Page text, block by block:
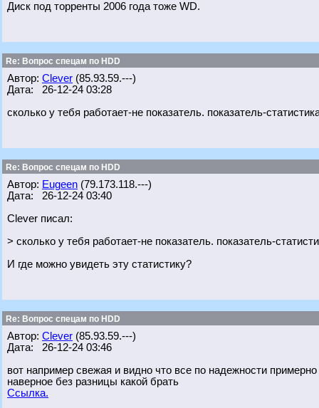
Диск под торренты 2006 года тоже WD.
Re: Вопрос спецам по HDD
Автор: Clever (85.93.59.---)
Дата: 26-12-24 03:28
сколько у тебя работает-не показатель. показатель-
Re: Вопрос спецам по HDD
Автор: Eugeen (79.173.118.---)
Дата: 26-12-24 03:40
Clever писал:
> сколько у тебя работает-не показатель. показатель-
И где можно увидеть эту статистику?
Re: Вопрос спецам по HDD
Автор: Clever (85.93.59.---)
Дата: 26-12-24 03:46
вот например свежая и видно что все по надежности
наверное без разницы какой брать
Ссылка.